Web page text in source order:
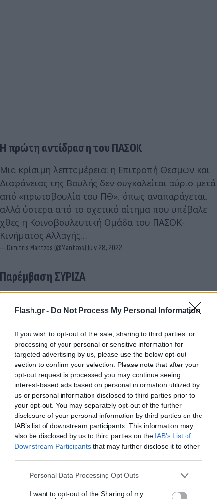
Flash.gr - Do Not Process My Personal Information
If you wish to opt-out of the sale, sharing to third parties, or
processing of your personal or sensitive information for
targeted advertising by us, please use the below opt-out
section to confirm your selection. Please note that after your
opt-out request is processed you may continue seeing
interest-based ads based on personal information utilized by
us or personal information disclosed to third parties prior to
your opt-out. You may separately opt-out of the further
disclosure of your personal information by third parties on the
IAB’s list of downstream participants. This information may
also be disclosed by us to third parties on the IAB’s List of
Downstream Participants that may further disclose it to other
Please note that this website/app uses one or more Google
not limited to your visit or usage behaviour. You may click to
Personal Data Processing Opt Outs
I want to opt-out of the Sharing of my
Η πρώτη αντίδραση του ΠΑΣΟΚ
Μια κρίσιμη λεπτομέρεια: η Επιτροπή Θεσμών και
Διαφάνειας της Βουλής δεν συγκαλείται αύριο μετά
από «πρωτοβουλία του ΠΘ», όπως αναπαράγεται,
αλλά ύστερα από το σχετικό αίτημα που υπέβαλε
χθες η Κοινοβουλευτική Ομάδα του ΠΑΣΟΚ-
Κινήματος Αλλαγής…
— Dimitris Mantzos (@Mantzos) July 28, 2022
Παρέμβαση ΣΥΡΙΖΑ
γεγονότα που έχουν έρθει στην επιφάνεια τις τελευταίες ημέρες σχετικά με την
ζητά ο ΣΥΡΙΖΑ. Με επιστολή τους προς τον πρόεδρο της Ειδικής Μόνιμης
Επιτροπής Θεσμών και Διαφάνειας τα μέλη της Επιτροπής και βουλευτές του
ΣΥΡΙΖΑ-ΠΣ, Βούτσης Νικόλαος, Κατρούγκαλος Γιώργος, Ξανθόπουλος Θεόφιλος,
Λάππας Σπύρος και Πολάκης Παύλος αιτούνται να κληθεί το συντομότερο
δυνατόν ο Διοικητής της ΕΥΠ και ο Πρόεδρος της Αρχής Διασφάλισης
Απορρήτου των Επικοινωνιών σε ακρόαση σε έκτακτη σύγκληση της Επιτροπής.
Αναλυτικά η επιστολή του ΣΥΡΙΖΑ:ΠΡΟΣ τον κ. Πρόεδρο της Ειδικής
Μόνιμης Επιτροπής Θεσμών και Διαφάνειας “ΑΙΤΗΜΑ ΕΚΤΑΚΤΗΣ ΣΥΓΚΛΗΣΗΣ ΤΗΣ
ΕΠΙΤΡΟΠΗΣ ΓΙΑ ΑΚΡΟΑΣΗ ΤΟΥ ΔΙΟΙΚΗΤΗ ΤΗΣ ΕΥΠ ΚΑΙ ΤΟΥ ΠΡΟΕΔΡΟΥ ΤΗΣ ΑΡΧΗΣ
ΔΙΑΣΦΑΛΙΣΗΣ ΑΠΟΡΡΗΤΟΥ ΤΩΝ ΕΠΙΚΟΙΝΩΝΙΩΝ “ Αξιότιμε κ. Πρόεδρε, Με την
επιστολή αυτή, ζητούμε να αναλάβετε πρωτοβουλία στο πλαίσιο της άσκησης
των καθηκόντων σας, κατά τον Κανονισμό της Βουλής, προκειμένου να κληθεί ο
Διοικητής της ΕΥΠ και ο Πρόεδρος της Αρχής Διασφάλισης Απορρήτου των
δυνατόν, σε σχέση με ανησυχητικές πληροφορίες που ήρθαν στο φως της